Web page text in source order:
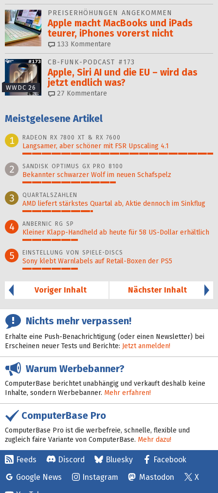
PREISERHÖHUNGEN ANGEKOMMEN
Apple macht MacBooks und iPads
teurer, iPhones vorerst nicht
133 Kommentare
WWDC 26
CB-FUNK-PODCAST #173
Apple, Siri AI und die EU – wird das
jetzt endlich was?
27 Kommentare
Meistgelesene Artikel
1
RADEON RX 7800 XT & RX 7600
Langsamer, aber schöner mit FSR Upscaling 4.1
2 SANDISK OPTIMUS GX PRO 8100
Bekannter schwarzer Wolf im neuen Schafspelz
3 QUARTALSZAHLEN
AMD liefert stärkstes Quartal ab, Aktie dennoch im Sinkflug
4 ANBERNIC RG SP
Kleiner Klapp-Hand­held ab heute für 58 US-Dollar er­hält­lich
5 EINSTELLUNG VON SPIELE-DISCS
Sony klebt Warnlabels auf Retail-Boxen der PS5
Voriger Inhalt
Nächster Inhalt
Nichts mehr verpassen!
Erhalte eine Push-Benachrichtigung (oder einen Newsletter) bei
Erscheinen neuer Tests und Berichte: Jetzt anmelden!
Warum Werbebanner?
ComputerBase berichtet unabhängig und verkauft deshalb keine
Inhalte, sondern Werbebanner. Mehr erfahren!
ComputerBase Pro
ComputerBase Pro ist die werbefreie, schnelle, flexible und
zugleich faire Variante von ComputerBase. Mehr dazu!
Feeds Discord Bluesky
Facebook
Google News
Instagram Mastodon
X